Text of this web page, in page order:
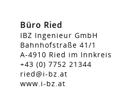
Büro Ried
IBZ Ingenieur GmbH
Bahnhofstraße 41/1
A-4910 Ried im Innkreis
+43 (0) 7752 21344
ried@i-bz.at
www.i-bz.at